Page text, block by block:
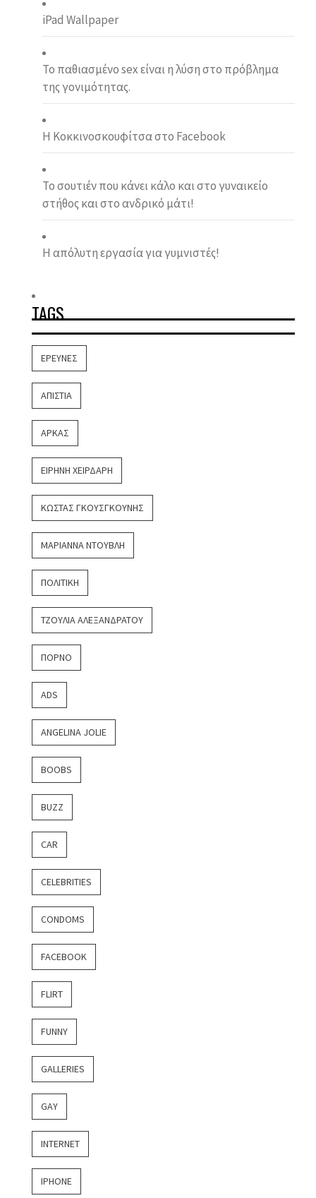
iPad Wallpaper
To παθιασμένο sex είναι η λύση στο πρόβλημα
της γονιμότητας.
Η Κοκκινοσκουφίτσα στο Facebook
Το σουτιέν που κάνει κάλο και στο γυναικείο
στήθος και στο ανδρικό μάτι!
Η απόλυτη εργασία για γυμνιστές!
TAGS
ΈΡΕΥΝΕΣ
ΑΠΙΣΤΊΑ
ΑΡΚΆΣ
ΕΙΡΉΝΗ ΧΕΙΡΔΆΡΗ
ΚΏΣΤΑΣ ΓΚΟΥΣΓΚΟΎΝΗΣ
ΜΑΡΙΆΝΝΑ ΝΤΟΎΒΛΗ
ΠΟΛΙΤΙΚΉ
ΤΖΟΎΛΙΑ ΑΛΕΞΑΝΔΡΆΤΟΥ
ΠΟΡΝΌ
ADS
ANGELINA JOLIE
BOOBS
BUZZ
CAR
CELEBRITIES
CONDOMS
FACEBOOK
FLIRT
FUNNY
GALLERIES
GAY
INTERNET
IPHONE